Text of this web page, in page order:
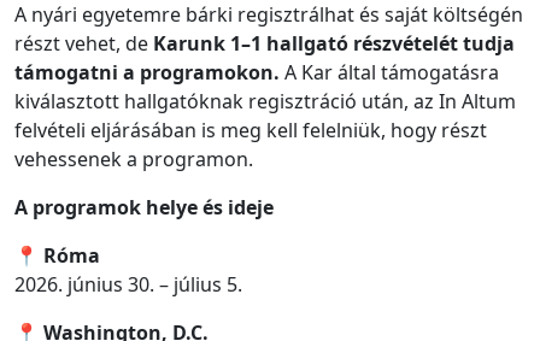
A nyári egyetemre bárki regisztrálhat és saját költségén
részt vehet, de Karunk 1–1 hallgató részvételét tudja
támogatni a programokon. A Kar által támogatásra
kiválasztott hallgatóknak regisztráció után, az In Altum
felvételi eljárásában is meg kell felelniük, hogy részt
vehessenek a programon.
A programok helye és ideje
📍 Róma
2026. június 30. – július 5.
📍 Washington, D.C.